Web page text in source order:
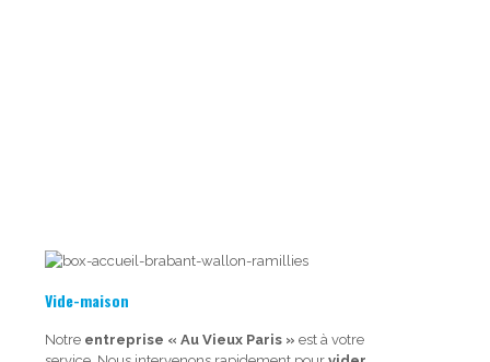
Vide-maison
Notre entreprise « Au Vieux Paris » est à votre